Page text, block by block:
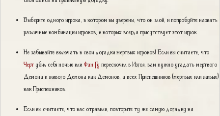
Выберите одного игрока, в котором вы уверены, что он злой, и попробуйте назвать
различные комбинации игроков, в которых всегда присутствует этот игрок.
Не забывайте включать в свои догадки мертвых игроков! Если вы считаете, что
Черт убил себя ночью или Фан Гу перескочил в Изгоя, вам нужно угадать мертвого
Демона и живого Демона как Демонов, а всех Приспешников (мертвых или живых)
как Приспешников.
Если вы считаете, что вас отравили, повторите ту же самую догадку на